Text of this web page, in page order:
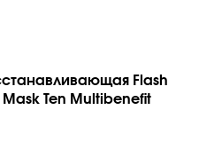
Flash
Mask Ten Multibenefit